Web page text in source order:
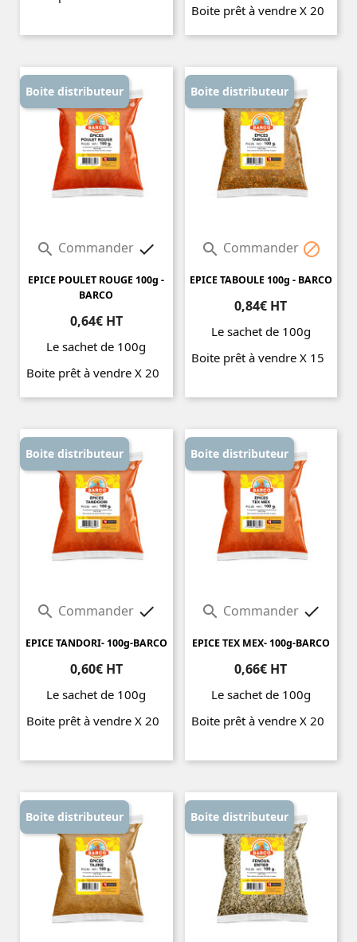
Boite prêt à vendre X 20
Prix
 Commander 
EPICE POULET ROUGE 100g -
BARCO
0,64€ HT
Le sachet de 100g
Boite prêt à vendre X 20
Prix
Boite distributeur
 Commander 
EPICE TABOULE 100g - BARCO
0,84€ HT
Le sachet de 100g
Boite prêt à vendre X 15
Boite distributeur
 Commander 
EPICE TANDORI- 100g-BARCO
0,60€ HT
Le sachet de 100g
Boite prêt à vendre X 20
Boite distributeur
 Commander 
EPICE TEX MEX- 100g-BARCO
0,66€ HT
Le sachet de 100g
Boite prêt à vendre X 20
Boite distributeur
Boite distributeur Boite distributeur